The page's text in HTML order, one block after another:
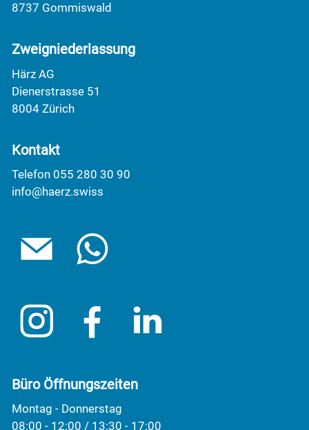
8737 Gommiswald
Zweigniederlassung
Härz AG
Dienerstrasse 51
8004 Zürich
Kontakt
Telefon 055 280 30 90
info@haerz.swiss
Büro Öffnungszeiten
Montag - Donnerstag
08:00 - 12:00 / 13:30 - 17:00